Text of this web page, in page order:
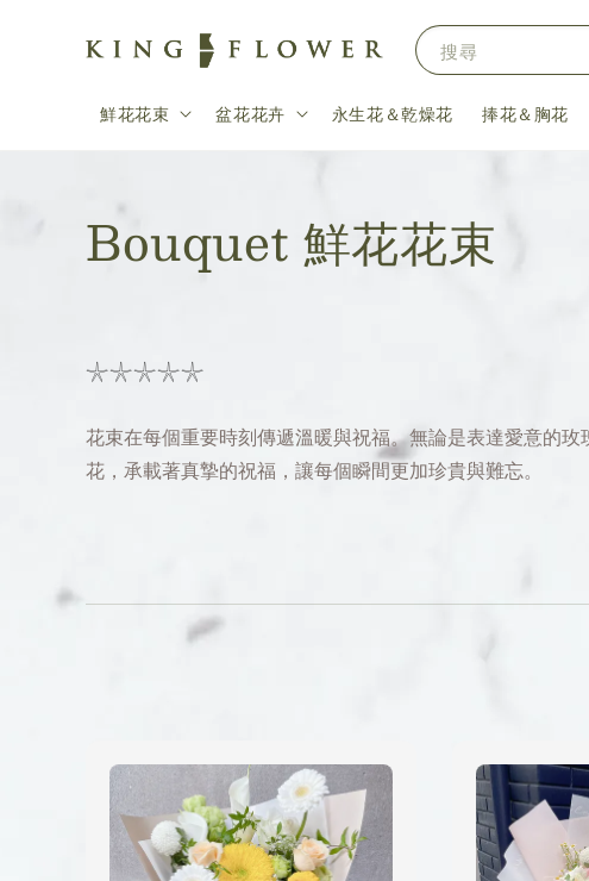
搜尋
鮮花花束 盆花花卉 永生花＆乾燥花 捧花＆胸花
Bouquet 鮮花花束
𓇼𓇼𓇼𓇼𓇼
花束在每個重要時刻傳遞溫暖與祝福。無論是表達愛意的
花，承載著真摯的祝福，讓每個瞬間更加珍貴與難忘。